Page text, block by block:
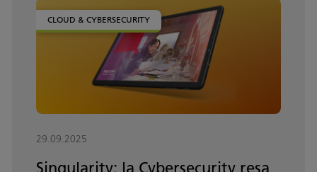
CLOUD & CYBERSECURITY
29.09.2025
Singularity: la Cybersecurity resa